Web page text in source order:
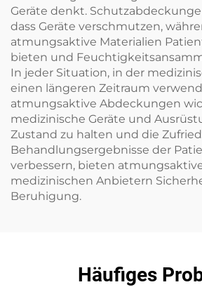
Geräte denkt.
dass Geräte verschmutzen,
atmungsaktive Materialien
bieten und
In jeder Situation, in der
einen längeren Zeitraum
atmungsaktive Abdeckungen
medizinische Geräte und
Zustand zu halten und die
Behandlungsergebnisse der
verbessern, bieten
medizinischen Anbietern
Beruhigung.
Häufiges